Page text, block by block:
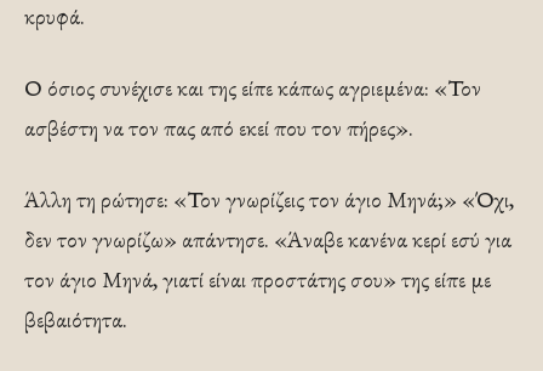
κρυφά.
Ο όσιος συνέχισε και της είπε κάπως αγριεμένα: «Τον
ασβέστη να τον πας από εκεί που τον πήρες».
Άλλη τη ρώτησε: «Τον γνωρίζεις τον άγιο Μηνά;» «Όχι,
δεν τον γνωρίζω» απάντησε. «Άναβε κανένα κερί εσύ για
τον άγιο Μηνά, γιατί είναι προστάτης σου» της είπε με
βεβαιότητα.